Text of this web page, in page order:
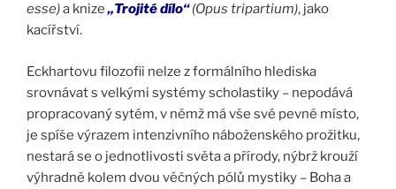
esse)a knize„Trojité dílo“(Opus tripartium), jako
kacířství.
Eckhartovu filozofii nelze z formálního hlediska
srovnávat s velkými systémy scholastiky – nepodává
propracovaný sytém, v němž má vše své pevné místo,
je spíše výrazem intenzivního náboženského prožitku,
nestará se o jednotlivosti světa a přírody, nýbrž krouží
výhradně kolem dvou věčných pólů mystiky – Boha a